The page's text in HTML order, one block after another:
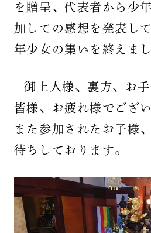
を贈呈、代表者から少
加しての感想を発表し
年少女の集いを終えまし
御上人様、裏方、お
皆様、お疲れ様でござ
また参加されたお子様
待ちしております。